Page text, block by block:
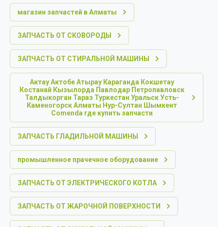
магазин запчастей в Алматы
ЗАПЧАСТЬ ОТ СКОВОРОДЫ
ЗАПЧАСТЬ ОТ СТИРАЛЬНОЙ МАШИНЫ
Актау Актобе Атырау Караганда Кокшетау
Костанай Кызылорда Павлодар Петропавловск
Талдыкорган Тараз Туркестан Уральск Усть-
Каменогорск Алматы Нур-Султан Шымкент
Comenda где купить запчасти
ЗАПЧАСТЬ ГЛАДИЛЬНОЙ МАШИНЫ
промышленное прачечное оборудование
ЗАПЧАСТЬ ОТ ЭЛЕКТРИЧЕСКОГО КОТЛА
ЗАПЧАСТЬ ОТ ЖАРОЧНОЙ ПОВЕРХНОСТИ